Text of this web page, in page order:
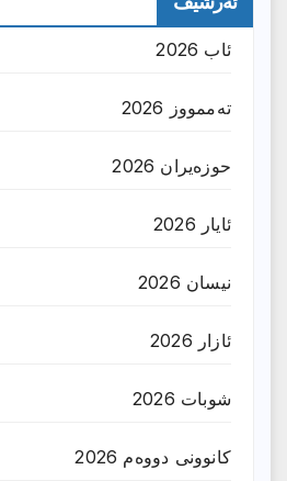
ئاب 2026
تەممووز 2026
حوزه‌یران 2026
ئایار 2026
نیسان 2026
ئازار 2026
شوبات 2026
کانوونی دووەم 2026